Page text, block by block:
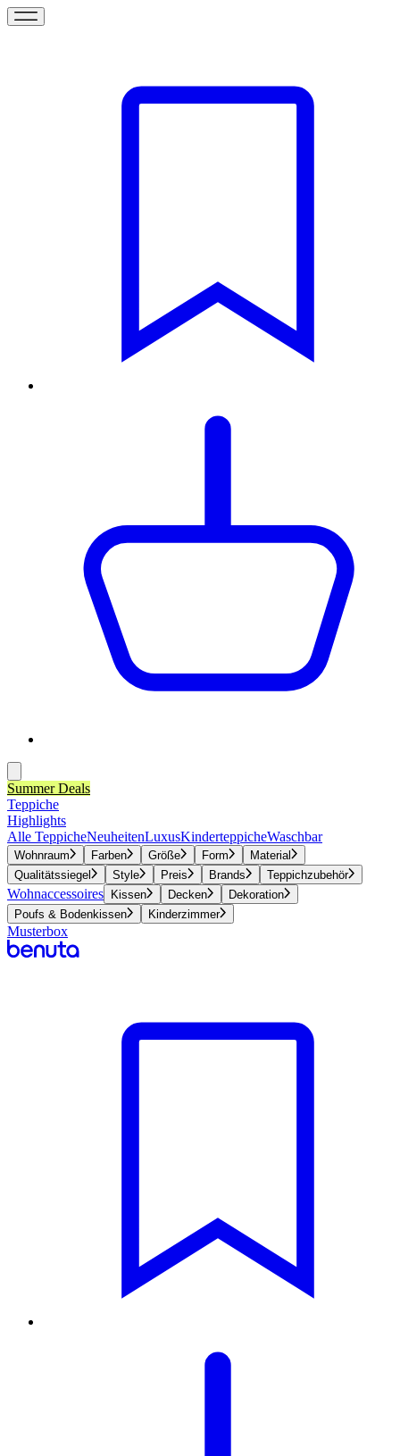
Summer Deals
Teppiche
Highlights
Alle TeppicheNeuheitenLuxusKinderteppicheWaschbar
Wohnraum Farben Größe Form
Material
Qualitätssiegel
Style Preis Brands Teppichzubehör
Wohnaccessoires Kissen Decken
Dekoration
Poufs & Bodenkissen
Kinderzimmer
Musterbox